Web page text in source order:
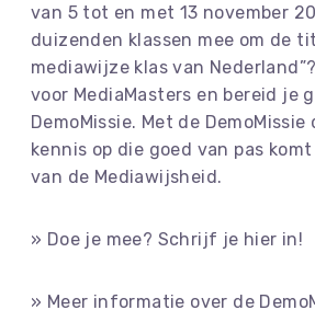
van 5 tot en met 13 november
duizenden klassen mee om de
mediawijze klas van
voor MediaMasters en bereid je
DemoMissie. Met de DemoMissie
kennis op die goed van pas
van de Mediawijsheid.
» Doe je mee? Schrijf je hier in!
» Meer informatie over de